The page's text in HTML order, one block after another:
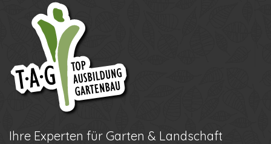
Ihre Experten für Garten & Landschaft